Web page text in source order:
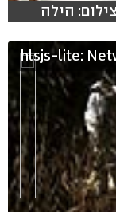
הילה
hlsjs-lite: